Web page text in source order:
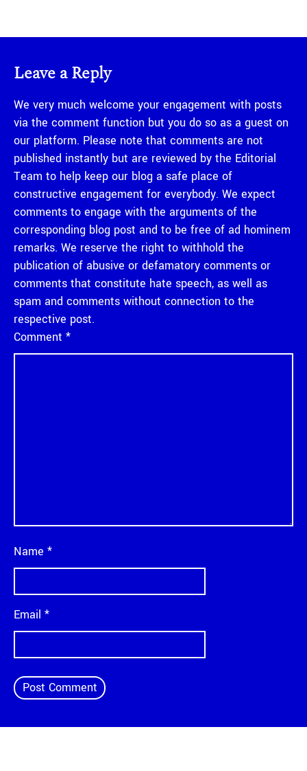
Leave a Reply
We very much welcome your engagement with posts
via the comment function but you do so as a guest on
our platform. Please note that comments are not
published instantly but are reviewed by the Editorial
Team to help keep our blog a safe place of
constructive engagement for everybody. We expect
comments to engage with the arguments of the
corresponding blog post and to be free of ad hominem
remarks. We reserve the right to withhold the
publication of abusive or defamatory comments or
comments that constitute hate speech, as well as
spam and comments without connection to the
respective post.
Comment *
Name *
Email *